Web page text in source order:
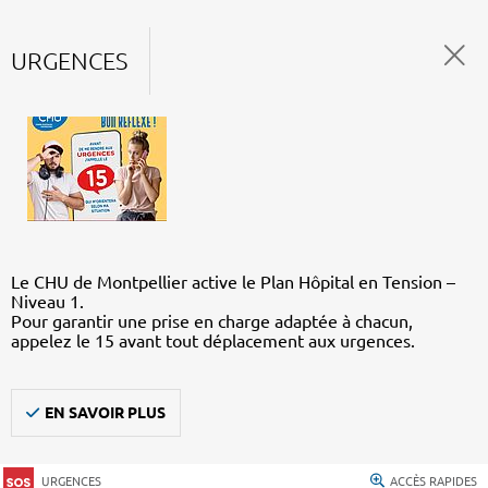
URGENCES
Le CHU de Montpellier active le Plan Hôpital en Tension –
Niveau 1.
Pour garantir une prise en charge adaptée à chacun,
appelez le 15 avant tout déplacement aux urgences.
EN SAVOIR PLUS
URGENCES ACCÈS RAPIDES